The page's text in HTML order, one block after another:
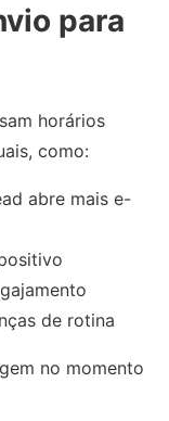
para
horários
como:
abre mais e-
de rotina
no momento